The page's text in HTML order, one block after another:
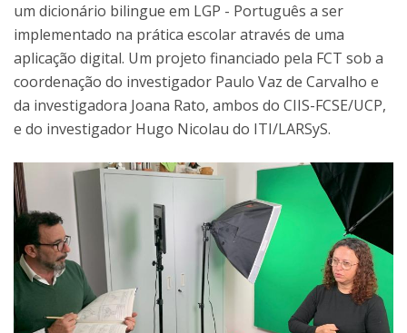
um dicionário bilingue em LGP - Português a ser
implementado na prática escolar através de uma
aplicação digital. Um projeto financiado pela FCT sob a
coordenação do investigador Paulo Vaz de Carvalho e
da investigadora Joana Rato, ambos do CIIS-FCSE/UCP,
e do investigador Hugo Nicolau do ITI/LARSyS.